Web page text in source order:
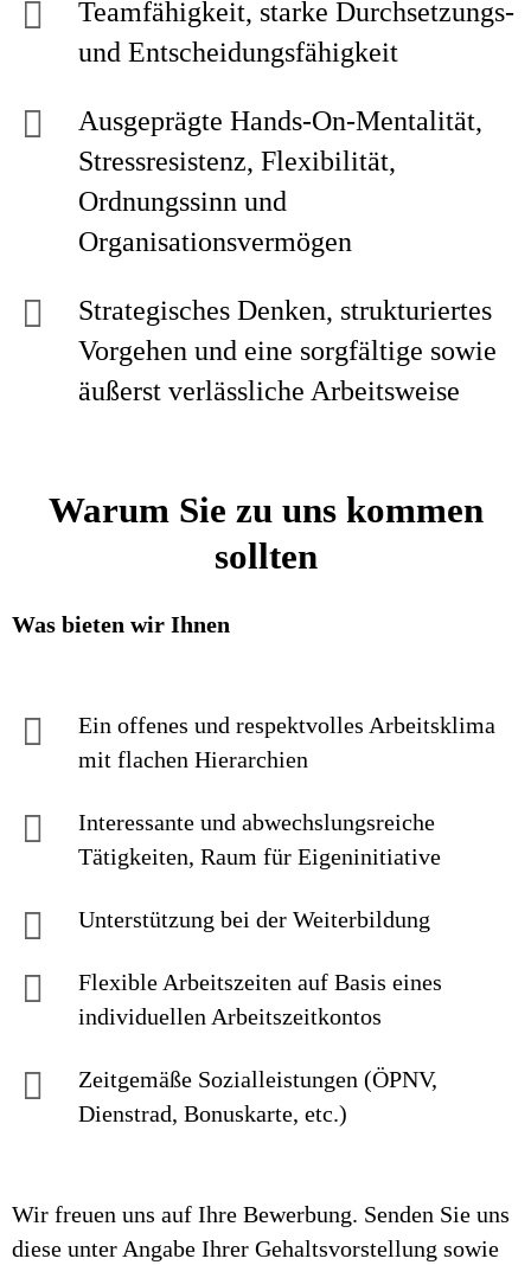
Teamfähigkeit, starke Durchsetzungs-
und Entscheidungsfähigkeit
Ausgeprägte Hands-On-Mentalität,
Stressresistenz, Flexibilität,
Ordnungssinn und
Organisationsvermögen
Strategisches Denken, strukturiertes
Vorgehen und eine sorgfältige sowie
äußerst verlässliche Arbeitsweise
Warum Sie zu uns kommen
sollten
Was bieten wir Ihnen
Ein offenes und respektvolles Arbeitsklima
mit flachen Hierarchien
Interessante und abwechslungsreiche
Tätigkeiten, Raum für Eigeninitiative
Unterstützung bei der Weiterbildung
Flexible Arbeitszeiten auf Basis eines
individuellen Arbeitszeitkontos
Zeitgemäße Sozialleistungen (ÖPNV,
Dienstrad, Bonuskarte, etc.)
Wir freuen uns auf Ihre Bewerbung. Senden Sie uns
diese unter Angabe Ihrer Gehaltsvorstellung sowie